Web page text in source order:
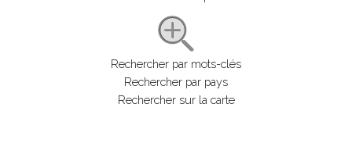
Rechercher par mots-clés
Rechercher par pays
Rechercher sur la carte